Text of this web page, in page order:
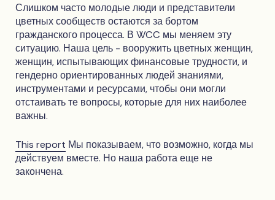
Слишком часто молодые люди и представители
цветных сообществ остаются за бортом
гражданского процесса. В WCC мы меняем эту
ситуацию. Наша цель - вооружить цветных женщин,
женщин, испытывающих финансовые трудности, и
гендерно ориентированных людей знаниями,
инструментами и ресурсами, чтобы они могли
отстаивать те вопросы, которые для них наиболее
важны.
This report Мы показываем, что возможно, когда мы
действуем вместе. Но наша работа еще не
закончена.